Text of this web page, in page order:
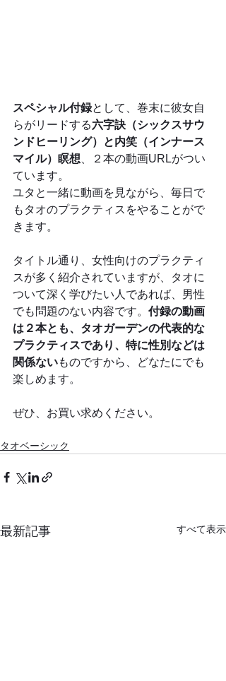
スペシャル付録として、巻末に彼女自
らがリードする六字訣（シックスサウ
ンドヒーリング）と内笑（インナース
マイル）瞑想 、２本の動画URLがつい
ています。
ユタと一緒に動画を見ながら、毎日で
もタオのプラクティスをやることがで
きます。
タイトル通り、女性向けのプラクティ
スが多く紹介されていますが、タオに
ついて深く学びたい人であれば、男性
でも問題のない内容です。 付録の動画
は２本とも、タオガーデンの代表的な
プラクティスであり、特に性別などは
関係ないものですから、どなたにでも
楽しめます。
ぜひ、お買い求めください。
タオベーシック
最新記事 すべて表示